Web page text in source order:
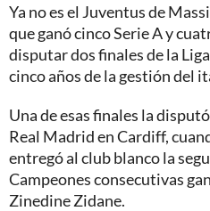
Ya no es el Juventus de
que ganó cinco Serie A y
disputar dos finales de la
cinco años de la gestión del
Una de esas finales la
Real Madrid en Cardiff,
entregó al club blanco la
Campeones consecutivas
Zinedine Zidane.